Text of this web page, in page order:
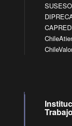
SUSESO
Trabajo